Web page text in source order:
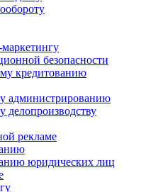
безопасности
кредитованию
администрированию
делопроизводству
рекламе
юридических лиц